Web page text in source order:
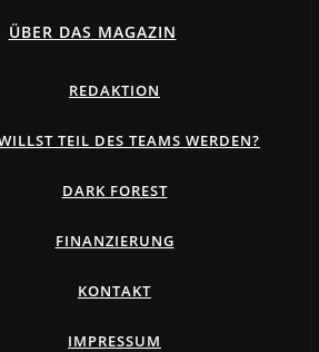
ÜBER DAS MAGAZIN
REDAKTION
TEIL DES TEAMS WERDEN?
DARK FOREST
FINANZIERUNG
KONTAKT
IMPRESSUM